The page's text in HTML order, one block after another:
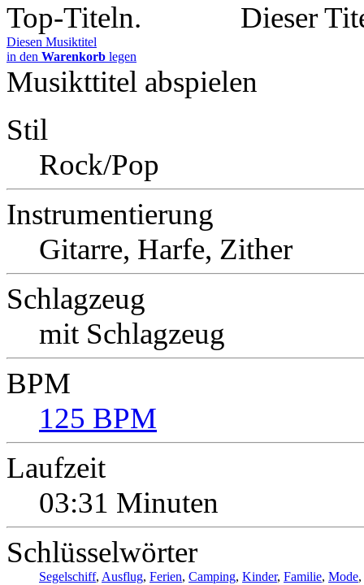
Dieser
Diesen Musiktitel
in den Warenkorb legen
Musikttitel abspielen
Stil
Rock/Pop
Instrumentierung
Gitarre, Harfe, Zither
Schlagzeug
mit Schlagzeug
BPM
125 BPM
Laufzeit
03:31 Minuten
Schlüsselwörter
Segelschiff, Ausflug, Ferien, Camping, Kinder, Familie, Mode,